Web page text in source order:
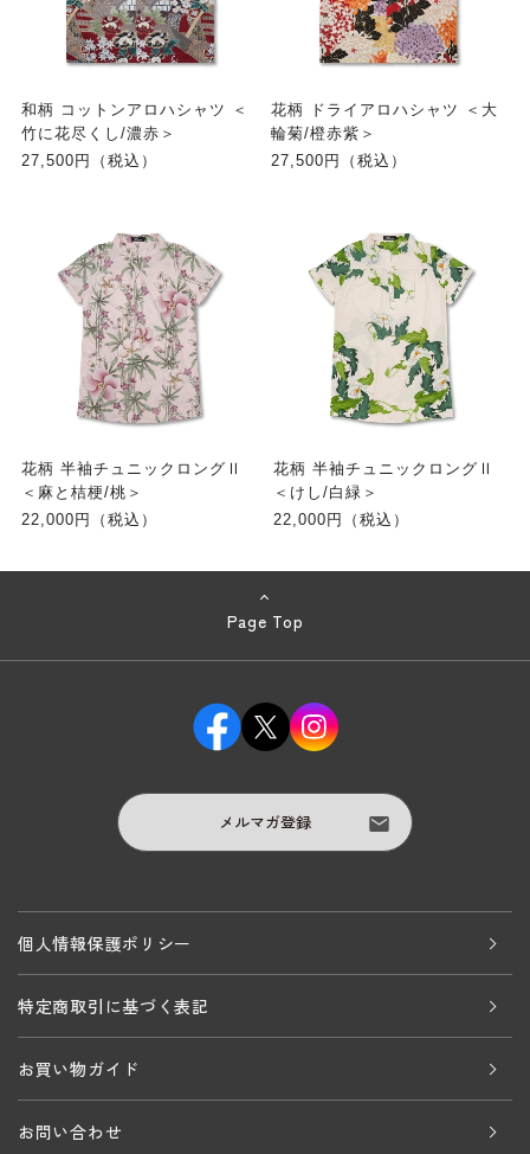
和柄 コットンアロハシャツ ＜
竹に花尽くし/濃赤＞
27,500円（税込）
花柄 ドライアロハシャツ ＜大
輪菊/橙赤紫＞
27,500円（税込）
花柄 半袖チュニックロングⅡ
＜麻と桔梗/桃＞
22,000円（税込）
花柄 半袖チュニックロングⅡ
＜けし/白緑＞
22,000円（税込）
Page Top
メルマガ登録
個人情報保護ポリシー
特定商取引に基づく表記
お買い物ガイド
お問い合わせ